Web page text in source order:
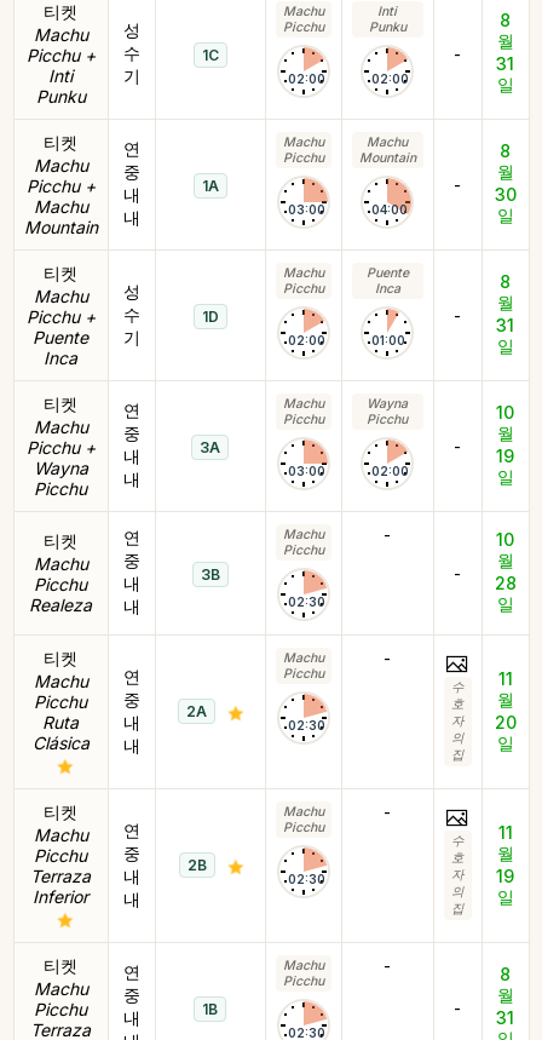
티켓
Machu
Picchu +
Inti
Punku
성
수
기
1C
Machu
Picchu
02:00
Inti
Punku
02:00
-
8
월
31
일
티켓
Machu
Picchu +
Machu
Mountain
연
중
내
내
1A
Machu
Picchu
03:00
Machu
Mountain
04:00
-
8
월
30
일
티켓
Machu
Picchu +
Puente
Inca
성
수
기
1D
Machu
Picchu
02:00
Puente
Inca
01:00
-
8
월
31
일
티켓
Machu
Picchu +
Wayna
Picchu
연
중
내
내
3A
Machu
Picchu
03:00
Wayna
Picchu
02:00
-
10
월
19
일
티켓
Machu
Picchu
Realeza
연
중
내
내
3B
Machu
Picchu
02:30
-
-
10
월
28
일
티켓
Machu
Picchu
Ruta
Clásica
연
중
내
내
2A
Machu
Picchu
02:30
-
수
호
자
의
집
11
월
20
일
티켓
Machu
Picchu
Terraza
Inferior
연
중
내
내
2B
Machu
Picchu
02:30
-
수
호
자
의
집
11
월
19
일
티켓
Machu
Picchu
Terraza
연
중
내
1B
Machu
Picchu
02:30
-
-
8
월
31